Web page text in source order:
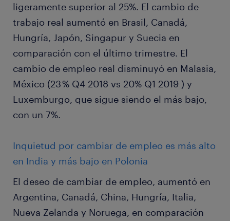
ligeramente superior al 25%. El cambio de
trabajo real aumentó en Brasil, Canadá,
Hungría, Japón, Singapur y Suecia en
comparación con el último trimestre. El
cambio de empleo real disminuyó en Malasia,
México (23 % Q4 2018 vs 20% Q1 2019 ) y
Luxemburgo, que sigue siendo el más bajo,
con un 7%.
Inquietud por cambiar de empleo es más alto
en India y más bajo en Polonia
El deseo de cambiar de empleo, aumentó en
Argentina, Canadá, China, Hungría, Italia,
Nueva Zelanda y Noruega, en comparación